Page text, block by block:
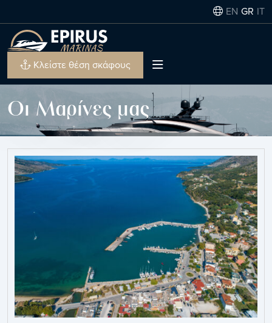
EN GR IT
Κλείστε θέση σκάφους
Οι Μαρίνες μας